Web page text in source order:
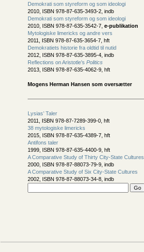
Demokrati som styreform og som ideologi
2010, ISBN 978-87-635-3493-2, indb
Demokrati som styreform og som ideologi
2010, ISBN 978-87-635-3542-7, e-publikation
Mytologiske limericks og andre vers
2011, ISBN 978-87-635-3654-7, hft
Demokratiets historie fra oldtid til nutid
2012, ISBN 978-87-635-3895-4, indb
Reflections on Aristotle’s Politics
2013, ISBN 978-87-635-4062-9, hft
Mogens Herman Hansen som oversætter
Lysias’ Taler
2011, ISBN 978-87-7289-399-0, hft
38 mytologiske limericks
2015, ISBN 978-87-635-4389-7, hft
Antifons taler
1999, ISBN 978-87-635-4400-9, hft
A Comparative Study of Thirty City-State Cultures
2000, ISBN 978-87-88073-79-9, indb
A Comparative Study of Six City-State Cultures
2002, ISBN 978-87-88073-34-8, indb